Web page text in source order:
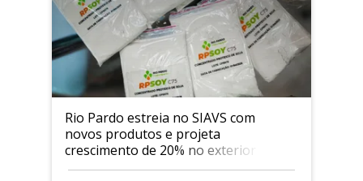
Rio Pardo estreia no SIAVS com
novos produtos e projeta
crescimento de 20% no exterior